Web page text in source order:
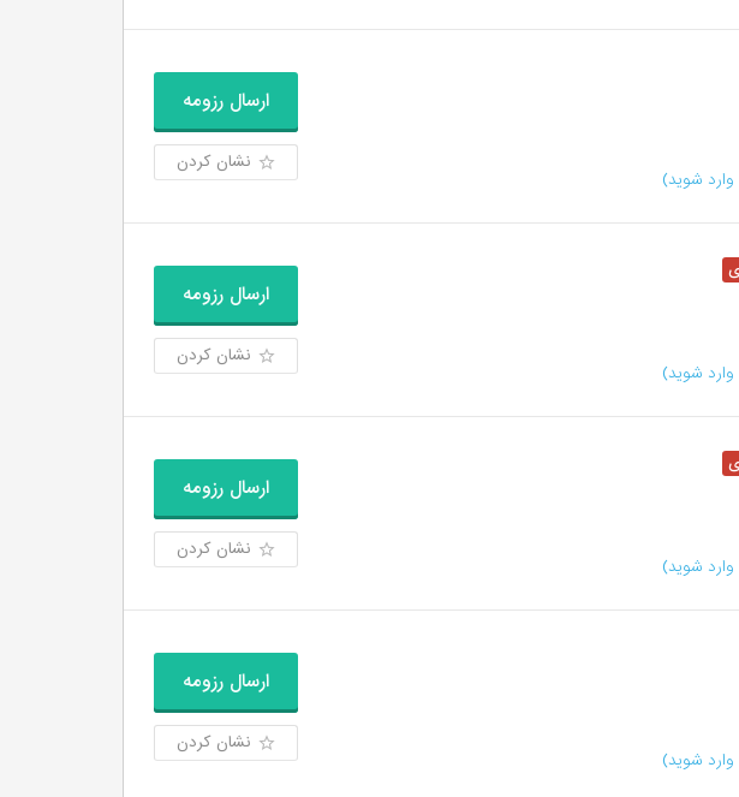
شوید)
ارسال رزومه
نشان کردن
شوید)
ارسال رزومه
نشان کردن
شوید)
ارسال رزومه
نشان کردن
شوید)
ارسال رزومه
نشان کردن